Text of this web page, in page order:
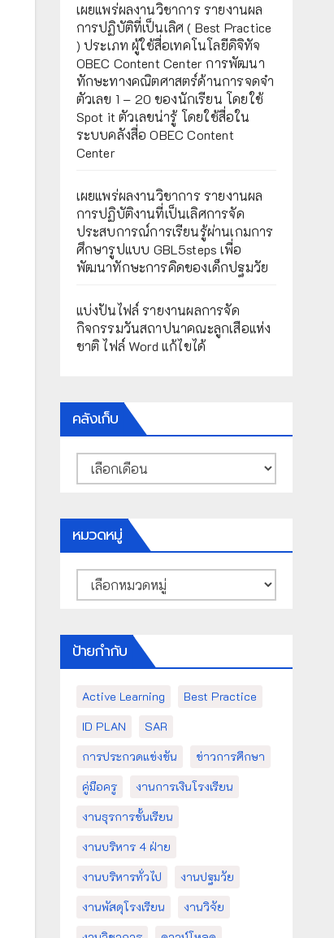
เผยแพร่ผลงานวิชาการ รายงานผล
การปฏิบัติที่เป็นเลิศ ( Best Practice
) ประเภท ผู้ใช้สื่อเทคโนโลยีดิจิทัจ
OBEC Content Center การพัฒนา
ทักษะทางคณิตศาสตร์ด้านการจดจำ
ตัวเลข 1 – 20 ของนักเรียน โดยใช้
Spot it ตัวเลขน่ารู้ โดยใช้สื่อใน
ระบบคลังสื่อ OBEC Content
Center
เผยแพร่ผลงานวิชาการ รายงานผล
การปฏิบัติงานที่เป็นเลิศการจัด
ประสบการณ์การเรียนรู้ผ่านเกมการ
ศึกษารูปแบบ GBL5steps เพื่อ
พัฒนาทักษะการคิดของเด็กปฐมวัย
แบ่งปันไฟล์ รายงานผลการจัด
กิจกรรมวันสถาปนาคณะลูกเสือแห่ง
ชาติ ไฟล์ Word แก้ไขได้
คลังเก็บ
คลัง
เก็บ
หมวดหมู่
หมวด
หมู่
ป้ายกำกับ
Active Learning
Best Practice
ID PLAN
SAR
การประกวดแข่งขัน
ข่าวการศึกษา
คู่มือครู
งานการเงินโรงเรียน
งานธุรการชั้นเรียน
งานบริหาร 4 ฝ่าย
งานบริหารทั่วไป
งานปฐมวัย
งานพัสดุโรงเรียน
งานวิจัย